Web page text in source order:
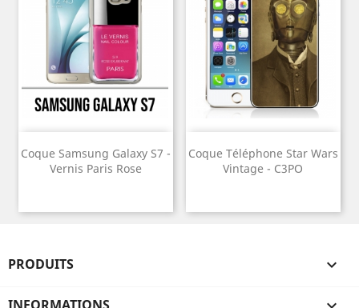
Coque Samsung Galaxy S7 -
Vernis Paris Rose
Coque Téléphone Star Wars
Vintage - C3PO
PRODUITS 